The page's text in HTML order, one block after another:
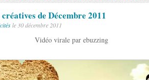
de Décembre 2011
le 30 décembre 2011
Vidéo virale par ebuzzing